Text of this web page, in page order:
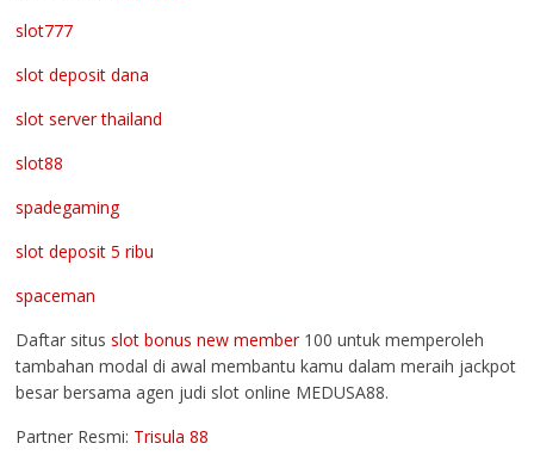
slot777
slot deposit dana
slot server thailand
slot88
spadegaming
slot deposit 5 ribu
spaceman
Daftar situsslot bonus new member100 untuk memperoleh
tambahan modal di awal membantu kamu dalam meraih jackpot
besar bersama agen judi slot online MEDUSA88.
Partner Resmi: Trisula 88